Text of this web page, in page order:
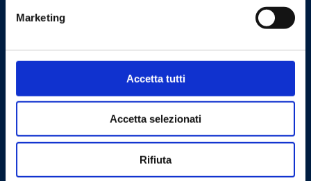
Marketing
Accetta tutti
Accetta selezionati
Rifiuta
Cookie Policy Privacy Policy
Contattaci